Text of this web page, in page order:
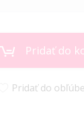
Pridať do
Pridať do